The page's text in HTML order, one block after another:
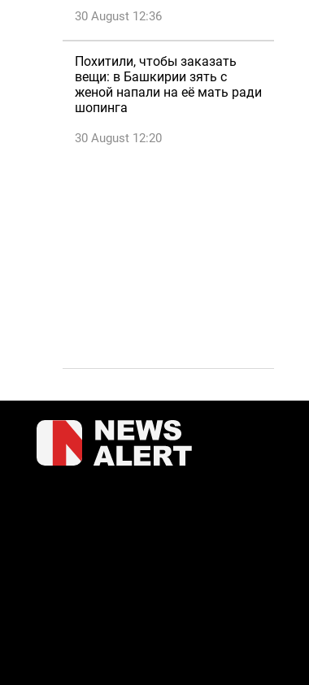
30 August 12:36
Похитили, чтобы заказать
вещи: в Башкирии зять с
женой напали на её мать ради
шопинга
30 August 12:20